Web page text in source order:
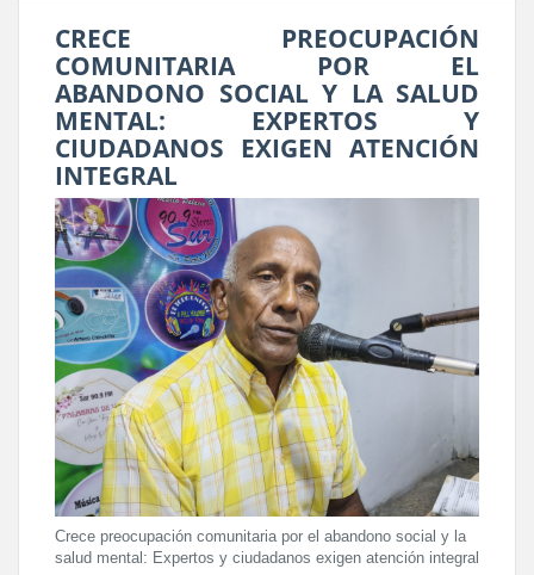
CRECE PREOCUPACIÓN
COMUNITARIA POR EL
ABANDONO SOCIAL Y LA SALUD
MENTAL: EXPERTOS Y
CIUDADANOS EXIGEN ATENCIÓN
INTEGRAL
Crece preocupación comunitaria por el abandono social y la
salud mental: Expertos y ciudadanos exigen atención integral